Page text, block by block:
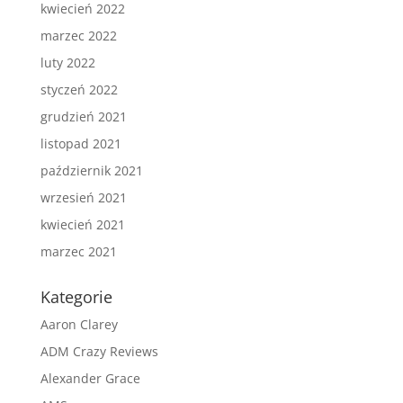
kwiecień 2022
marzec 2022
luty 2022
styczeń 2022
grudzień 2021
listopad 2021
październik 2021
wrzesień 2021
kwiecień 2021
marzec 2021
Kategorie
Aaron Clarey
ADM Crazy Reviews
Alexander Grace